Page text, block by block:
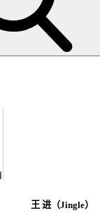
王 进（Jingle）